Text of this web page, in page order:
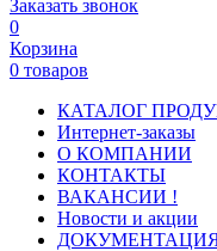
Заказать звонок
0
Корзина
0 товаров
КАТАЛОГ
Интернет-заказы
О КОМПАНИИ
КОНТАКТЫ
ВАКАНСИИ !
Новости и акции